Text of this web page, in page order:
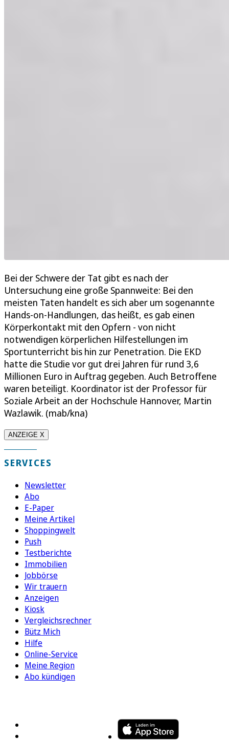
Bei der Schwere der Tat gibt es nach der
Untersuchung eine große Spannweite: Bei den
meisten Taten handelt es sich aber um sogenannte
Hands-on-Handlungen, das heißt, es gab einen
Körperkontakt mit den Opfern - von nicht
notwendigen körperlichen Hilfestellungen im
Sportunterricht bis hin zur Penetration. Die EKD
hatte die Studie vor gut drei Jahren für rund 3,6
Millionen Euro in Auftrag gegeben. Auch Betroffene
waren beteiligt. Koordinator ist der Professor für
Soziale Arbeit an der Hochschule Hannover, Martin
Wazlawik. (mab/kna)
ANZEIGE X
SERVICES
Newsletter
Abo
E-Paper
Meine Artikel
Shoppingwelt
Push
Testberichte
Immobilien
Jobbörse
Wir trauern
Anzeigen
Kiosk
Vergleichsrechner
Bütz Mich
Hilfe
Online-Service
Meine Region
Abo kündigen